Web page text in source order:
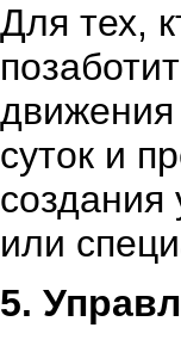
Для тех,
суток и
или
5.